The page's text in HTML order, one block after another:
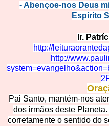
- Abençoe-nos Deus
Espírito
Ir.
http://
http://
Pai Santo, mantém-nos
dos irmãos deste
corretamente o sentido do